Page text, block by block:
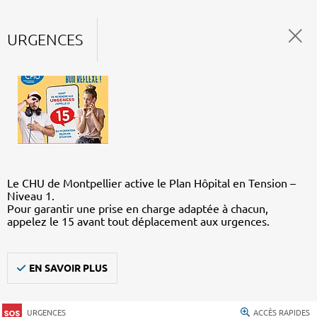
URGENCES
Le CHU de Montpellier active le Plan Hôpital en Tension –
Niveau 1.
Pour garantir une prise en charge adaptée à chacun,
appelez le 15 avant tout déplacement aux urgences.
EN SAVOIR PLUS
URGENCES ACCÈS RAPIDES